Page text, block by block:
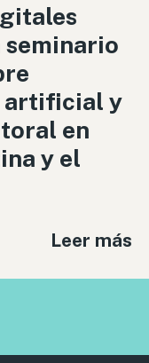
artificial y
en
y el
Leer más